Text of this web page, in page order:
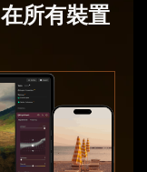
在所有裝置